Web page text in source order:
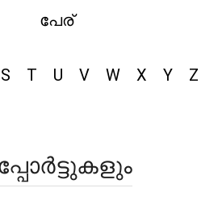
പേര്
S T U V W X Y Z